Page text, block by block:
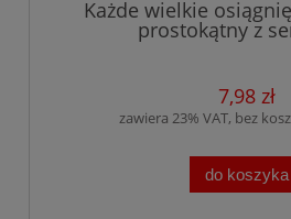
Każde wielkie
prostokątny z
7,98 zł
zawiera 23% VAT, bez
do koszyka